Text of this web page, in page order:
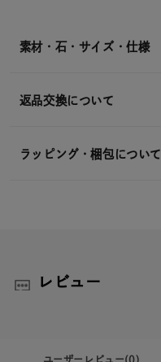
素材・石・サイズ・仕様
返品交換について
ラッピング・梱包について
レビュー
ユーザーレビュー(0)